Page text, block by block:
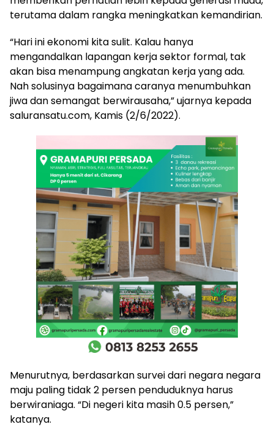
terutama dalam rangka meningkatkan kemandirian.
“Hari ini ekonomi kita sulit. Kalau hanya
mengandalkan lapangan kerja sektor formal, tak
akan bisa menampung angkatan kerja yang ada.
Nah solusinya bagaimana caranya menumbuhkan
jiwa dan semangat berwirausaha,” ujarnya kepada
saluransatu.com, Kamis (2/6/2022).
Menurutnya, berdasarkan survei dari negara negara
maju paling tidak 2 persen penduduknya harus
berwiraniaga. “Di negeri kita masih 0.5 persen,”
katanya.